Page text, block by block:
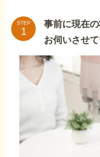
STEP
事前に現在
お伺いさせて